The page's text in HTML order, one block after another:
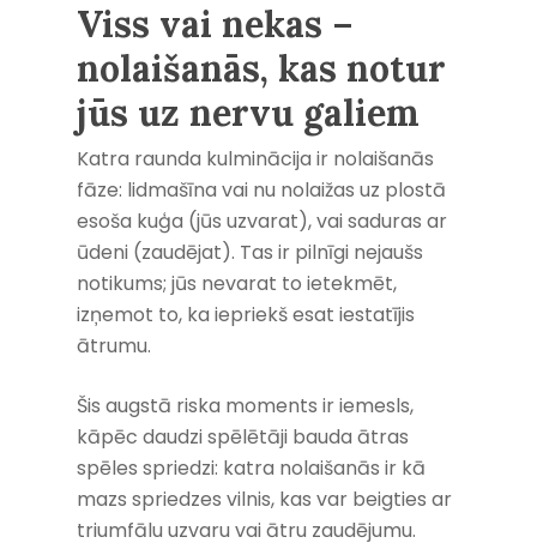
Viss vai nekas –
nolaišanās, kas notur
jūs uz nervu galiem
Katra raunda kulminācija ir nolaišanās
fāze: lidmašīna vai nu nolaižas uz plostā
esoša kuģa (jūs uzvarat), vai saduras ar
ūdeni (zaudējat). Tas ir pilnīgi nejaušs
notikums; jūs nevarat to ietekmēt,
izņemot to, ka iepriekš esat iestatījis
ātrumu.
Šis augstā riska moments ir iemesls,
kāpēc daudzi spēlētāji bauda ātras
spēles spriedzi: katra nolaišanās ir kā
mazs spriedzes vilnis, kas var beigties ar
triumfālu uzvaru vai ātru zaudējumu.